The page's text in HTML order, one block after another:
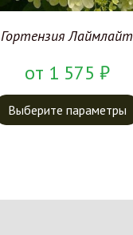
Гортензия Лаймлайт
от 1 575 ₽
Выберите параметры